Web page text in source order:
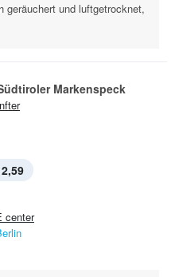
geräuchert und luftgetrocknet,
Markenspeck
center